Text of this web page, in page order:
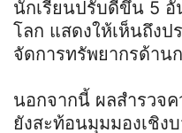
นักเรียนปรับดีขึ้น 5
โลก แสดงให้เห็นถึงป
จัดการทรัพยากรด้าน
นอกจากนี้ ผลสำรวจ
ยังสะท้อนมุมมองเชิง